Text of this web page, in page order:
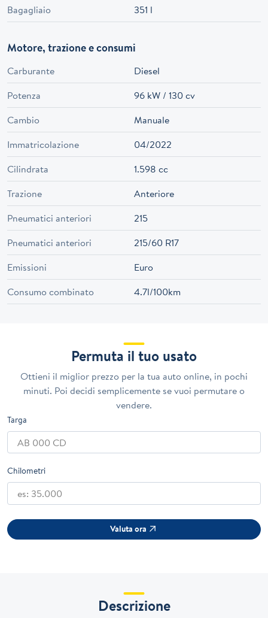
Bagagliaio 351 l
Motore, trazione e consumi
Carburante
Diesel
Potenza
96 kW / 130 cv
Cambio
Manuale
Immatricolazione
04/2022
Cilindrata
1.598 cc
Trazione
Anteriore
Pneumatici anteriori
215
Pneumatici anteriori
215/60 R17
Emissioni
Euro
Consumo combinato
4.7l/100km
Permuta il tuo usato
Ottieni il miglior prezzo per la tua auto online, in pochi
minuti. Poi decidi semplicemente se vuoi permutare o
vendere.
Targa
Chilometri
Valuta ora
Descrizione